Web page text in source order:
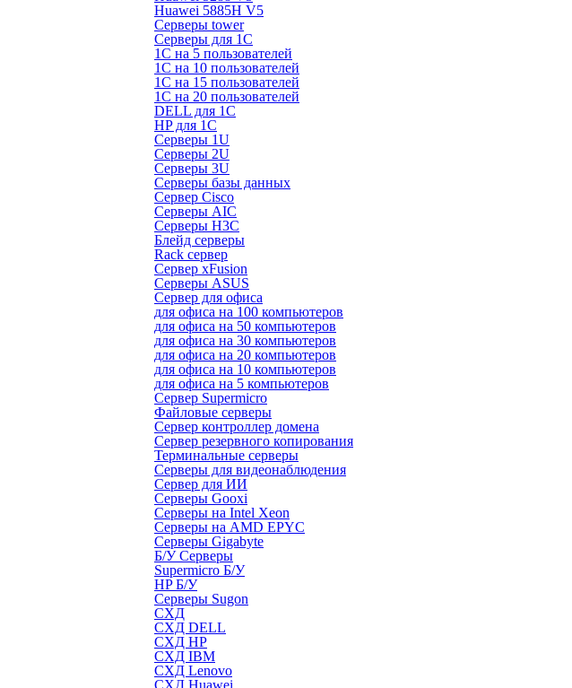
Huawei 5885H V5
Серверы tower
Серверы для 1C
1С на 5 пользователей
1С на 10 пользователей
1С на 15 пользователей
1С на 20 пользователей
DELL для 1С
HP для 1С
Серверы 1U
Серверы 2U
Серверы 3U
Серверы базы данных
Сервер Cisco
Серверы AIC
Серверы H3C
Блейд серверы
Rack сервер
Сервер xFusion
Серверы ASUS
Сервер для офиса
для офиса на 100 компьютеров
для офиса на 50 компьютеров
для офиса на 30 компьютеров
для офиса на 20 компьютеров
для офиса на 10 компьютеров
для офиса на 5 компьютеров
Сервер Supermicro
Файловые серверы
Сервер контроллер домена
Сервер резервного копирования
Терминальные серверы
Серверы для видеонаблюдения
Сервер для ИИ
Серверы Gooxi
Серверы на Intel Xeon
Серверы на AMD EPYC
Серверы Gigabyte
Б/У Серверы
Supermicro Б/У
HP Б/У
Серверы Sugon
СХД
СХД DELL
СХД HP
СХД IBM
СХД Lenovo
СХД Huawei